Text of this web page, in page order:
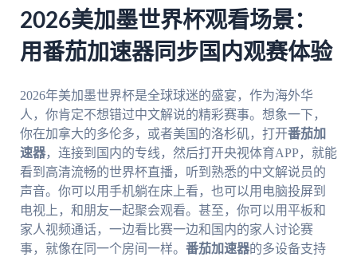
2026美加墨世界杯观看场景：
用番茄加速器同步国内观赛体验
2026年美加墨世界杯是全球球迷的盛宴，作为海外华
人，你肯定不想错过中文解说的精彩赛事。想象一下，
你在加拿大的多伦多，或者美国的洛杉矶，打开番茄加
速器，连接到国内的专线，然后打开央视体育APP，就能
看到高清流畅的世界杯直播，听到熟悉的中文解说员的
声音。你可以用手机躺在床上看，也可以用电脑投屏到
电视上，和朋友一起聚会观看。甚至，你可以用平板和
家人视频通话，一边看比赛一边和国内的家人讨论赛
事，就像在同一个房间一样。 番茄加速器的多设备支持